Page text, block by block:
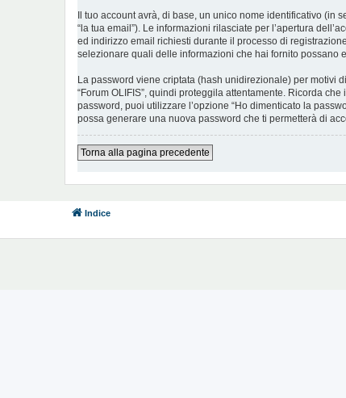
Il tuo account avrà, di base, un unico nome identificativo (in
“la tua email”). Le informazioni rilasciate per l’apertura
ed indirizzo email richiesti durante il processo di
selezionare quali delle informazioni che hai fornito possano
La password viene criptata (hash unidirezionale) per motivi
“Forum OLIFIS”, quindi proteggila attentamente. Ricorda
password, puoi utilizzare l’opzione “Ho dimenticato la
possa generare una nuova password che ti permetterà di
Torna alla pagina precedente
Indice